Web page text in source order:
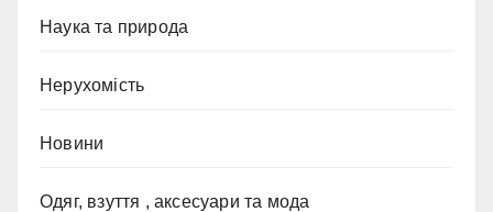
Наука та природа
Нерухомість
Новини
Одяг, взуття , аксесуари та мода